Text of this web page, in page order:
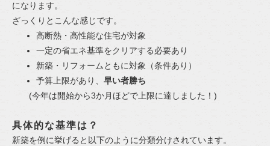
になります。
ざっくりとこんな感じです。
高断熱・高性能な住宅が対象
一定の省エネ基準をクリアする必要あり
新築・リフォームともに対象（条件あり）
予算上限があり、 早い者勝ち
(今年は開始から3か月ほどで上限に達しました！)
具体的な基準は？
新築を例に挙げると以下のように分類分けされています。